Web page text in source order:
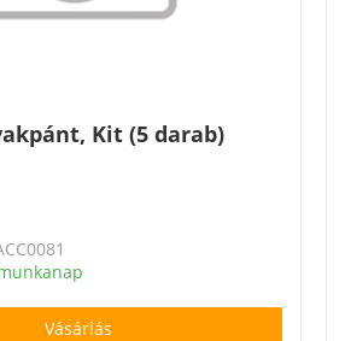
Kit (5 darab)
Vásárlás